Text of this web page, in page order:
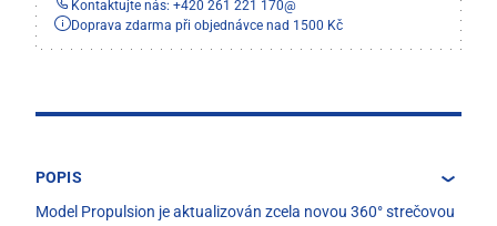
Kontaktujte nás: +420 261 221 170@
Doprava zdarma při objednávce nad 1500 Kč
POPIS
Model Propulsion je aktualizován zcela novou 360° strečovou